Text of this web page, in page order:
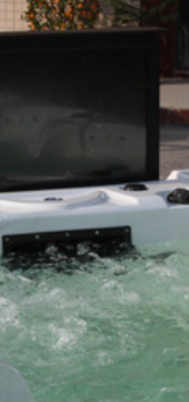
Для семьи
Бассейны для глэмпингов
Страна производитель
Из Австралии
Из Италии
США
Из Германии
Из Китая
Из Канады
Из Венгрии
Из Чехии
Из Испании